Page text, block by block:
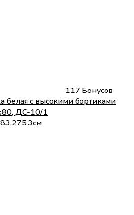
117 Бонусов
белая с высокими бортиками
ДС-10/1
83,275,3см